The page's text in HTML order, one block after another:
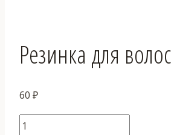
Резинка для
60 ₽
Количество